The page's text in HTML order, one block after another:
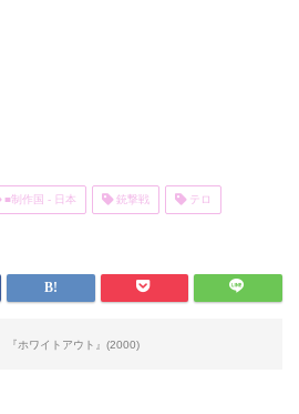
■制作国 - 日本 銃撃戦 テロ
『ホワイトアウト』(2000)